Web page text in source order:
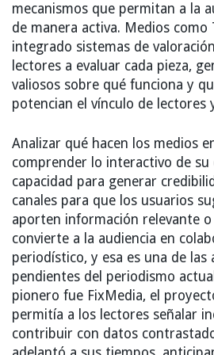
mecanismos que permitan a la
de manera activa. Medios
integrado sistemas de
lectores a evaluar cada pieza,
valiosos sobre qué funciona y
potencian el vínculo de lectores
Analizar qué hacen los medios
comprender lo interactivo de su
capacidad para generar
canales para que los usuarios
aporten información relevante
convierte a la audiencia en
periodístico, y esa es una de las
pendientes del periodismo
pionero fue FixMedia, el
permitía a los lectores señalar
contribuir con datos